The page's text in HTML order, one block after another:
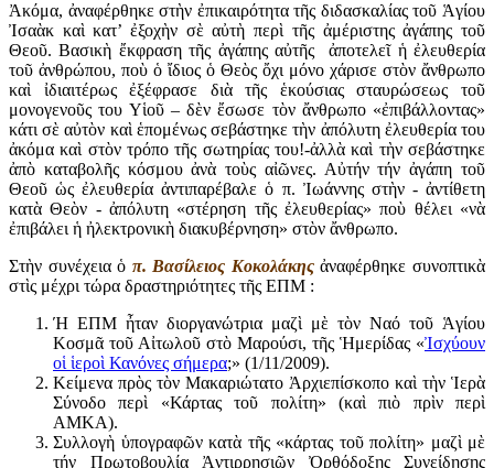
Ἀκόμα, ἀναφέρθηκε στὴν ἐπικαιρότητα τῆς διδασκαλίας τοῦ Ἁγίου
Ἰσαὰκ καὶ κατ’ ἐξοχὴν σὲ αὐτὴ περὶ τῆς ἀμέριστης ἀγάπης τοῦ
Θεοῦ. Βασικὴ ἔκφραση τῆς ἀγάπης αὐτῆς ἀποτελεῖ ἡ ἐλευθερία
τοῦ ἀνθρώπου, ποὺ ὁ ἴδιος ὁ Θεὸς ὄχι μόνο χάρισε στὸν ἄνθρωπο
καὶ ἰδιαιτέρως ἐξέφρασε διὰ τῆς ἑκούσιας σταυρώσεως τοῦ
μονογενοῦς του Υἱοῦ – δὲν ἔσωσε τὸν ἄνθρωπο «ἐπιβάλλοντας»
κάτι σὲ αὐτὸν καὶ ἑπομένως σεβάστηκε τὴν ἀπόλυτη ἐλευθερία του
ἀκόμα καὶ στὸν τρόπο τῆς σωτηρίας του!-ἀλλὰ καὶ τὴν σεβάστηκε
ἀπὸ καταβολῆς κόσμου ἀνὰ τοὺς αἰῶνες. Αὐτήν τήν ἀγάπη τοῦ
Θεοῦ ὡς ἐλευθερία ἀντιπαρέβαλε ὁ π. Ἰωάννης στὴν - ἀντίθετη
κατὰ Θεὸν - ἀπόλυτη «στέρηση τῆς ἐλευθερίας» ποὺ θέλει «νὰ
ἐπιβάλει ἡ ἠλεκτρονικὴ διακυβέρνηση» στὸν ἄνθρωπο.
Στὴν συνέχεια ὁ π. Βασίλειος Κοκολάκηςἀναφέρθηκε συνοπτικὰ
στὶς μέχρι τώρα δραστηριότητες τῆς ΕΠΜ :
Ή ΕΠΜ ἦταν διοργανώτρια μαζὶ μὲ τὸν Ναό τοῦ Ἁγίου
Κοσμᾶ τοῦ Αἰτωλοῦ στὸ Μαρούσι, τῆς Ἡμερίδας «Ἰσχύουν
οἱ ἱεροὶ Κανόνες σήμερα;» (1/11/2009).
Κείμενα πρὸς τὸν Μακαριώτατο Ἀρχιεπίσκοπο καὶ τὴν Ἱερὰ
Σύνοδο περὶ «Κάρτας τοῦ πολίτη» (καὶ πιὸ πρὶν περὶ
ΑΜΚΑ).
Συλλογὴ ὑπογραφῶν κατὰ τῆς «κάρτας τοῦ πολίτη» μαζὶ μὲ
τήν Πρωτοβουλία Ἀντιρρησιῶν Ὀρθόδοξης Συνείδησης